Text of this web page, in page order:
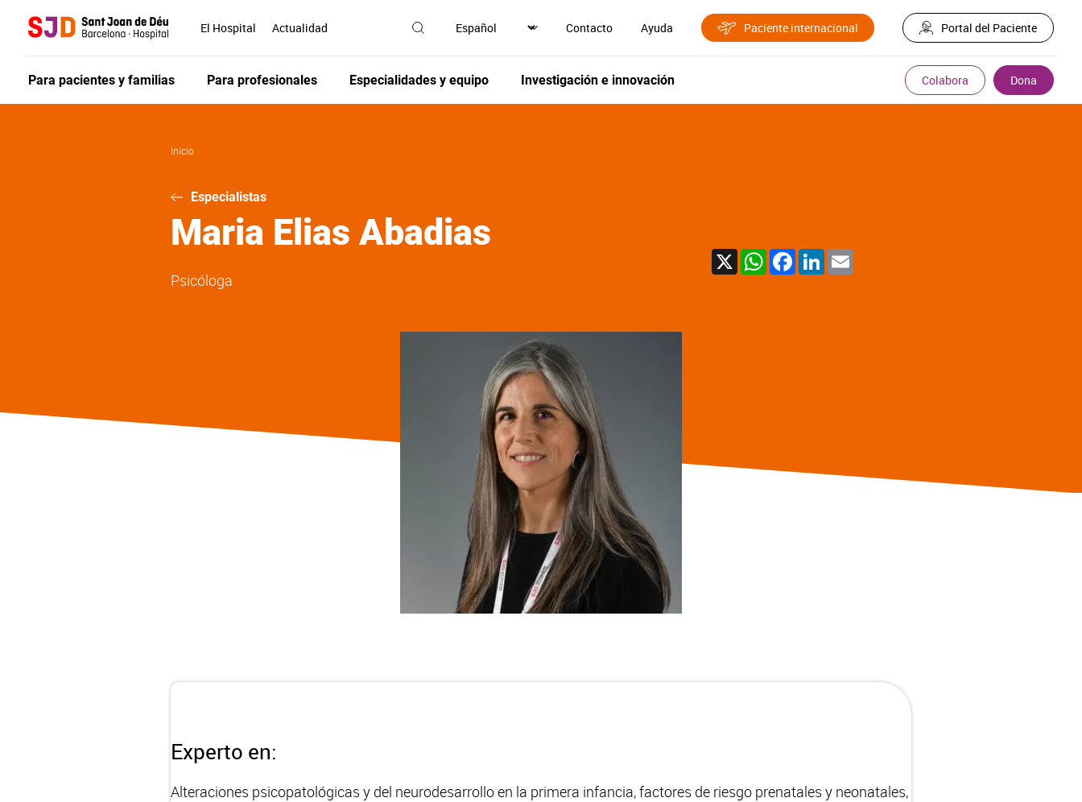
El Hospital Actualidad Contacto Ayuda Paciente internacional Portal del Paciente
Para pacientes y familias Para profesionales Especialidades y equipo Investigación e innovación Colabora Dona
Inicio
Especialistas
Maria Elias Abadias
Psicóloga
X WhatsAppFacebook
LinkedIn
Experto en:
Alteraciones psicopatológicas y del neurodesarrollo en la primera infancia, factores de riesgo prenatales y neonatales,